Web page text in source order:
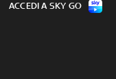
ACCEDI A SKY GO